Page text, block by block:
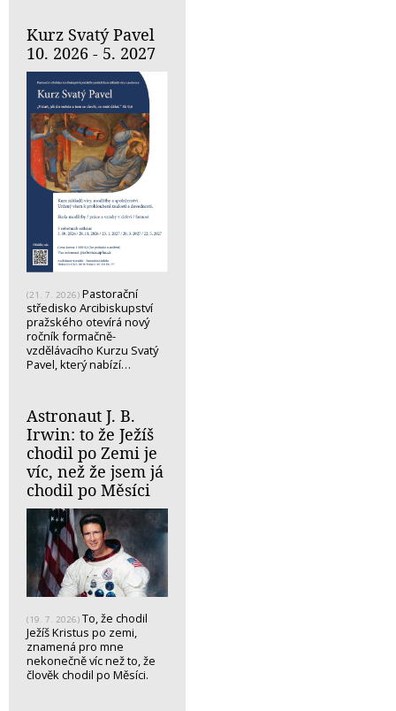
Kurz Svatý Pavel
10. 2026 - 5. 2027
(21. 7. 2026) Pastorační
středisko Arcibiskupství
pražského otevírá nový
ročník formačně-
vzdělávacího Kurzu Svatý
Pavel, který nabízí…
Astronaut J. B.
Irwin: to že Ježíš
chodil po Zemi je
víc, než že jsem já
chodil po Měsíci
(19. 7. 2026) To, že chodil
Ježíš Kristus po zemi,
znamená pro mne
nekonečně víc než to, že
člověk chodil po Měsíci.